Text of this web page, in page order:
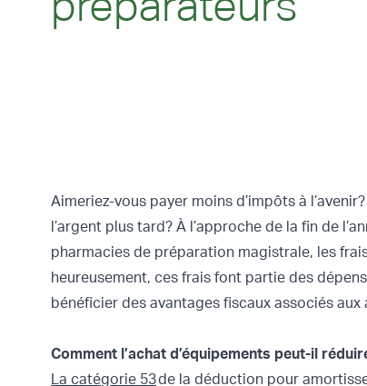
Aimeriez-vous payer moins d’impôts à
l’argent plus tard? À l’approche de la fin de
pharmacies de préparation magistrale, les
heureusement, ces frais font partie des
bénéficier des avantages fiscaux associés aux
Comment l’achat d’équipements peut-il
La catégorie 53de la déduction pour